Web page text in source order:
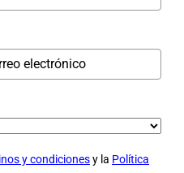
y condicionesy la Política